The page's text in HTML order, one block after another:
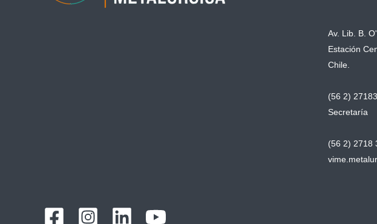
Av. Lib. B.
Estación
Chile.
(56 2)
Secretaría
(56 2) 2718